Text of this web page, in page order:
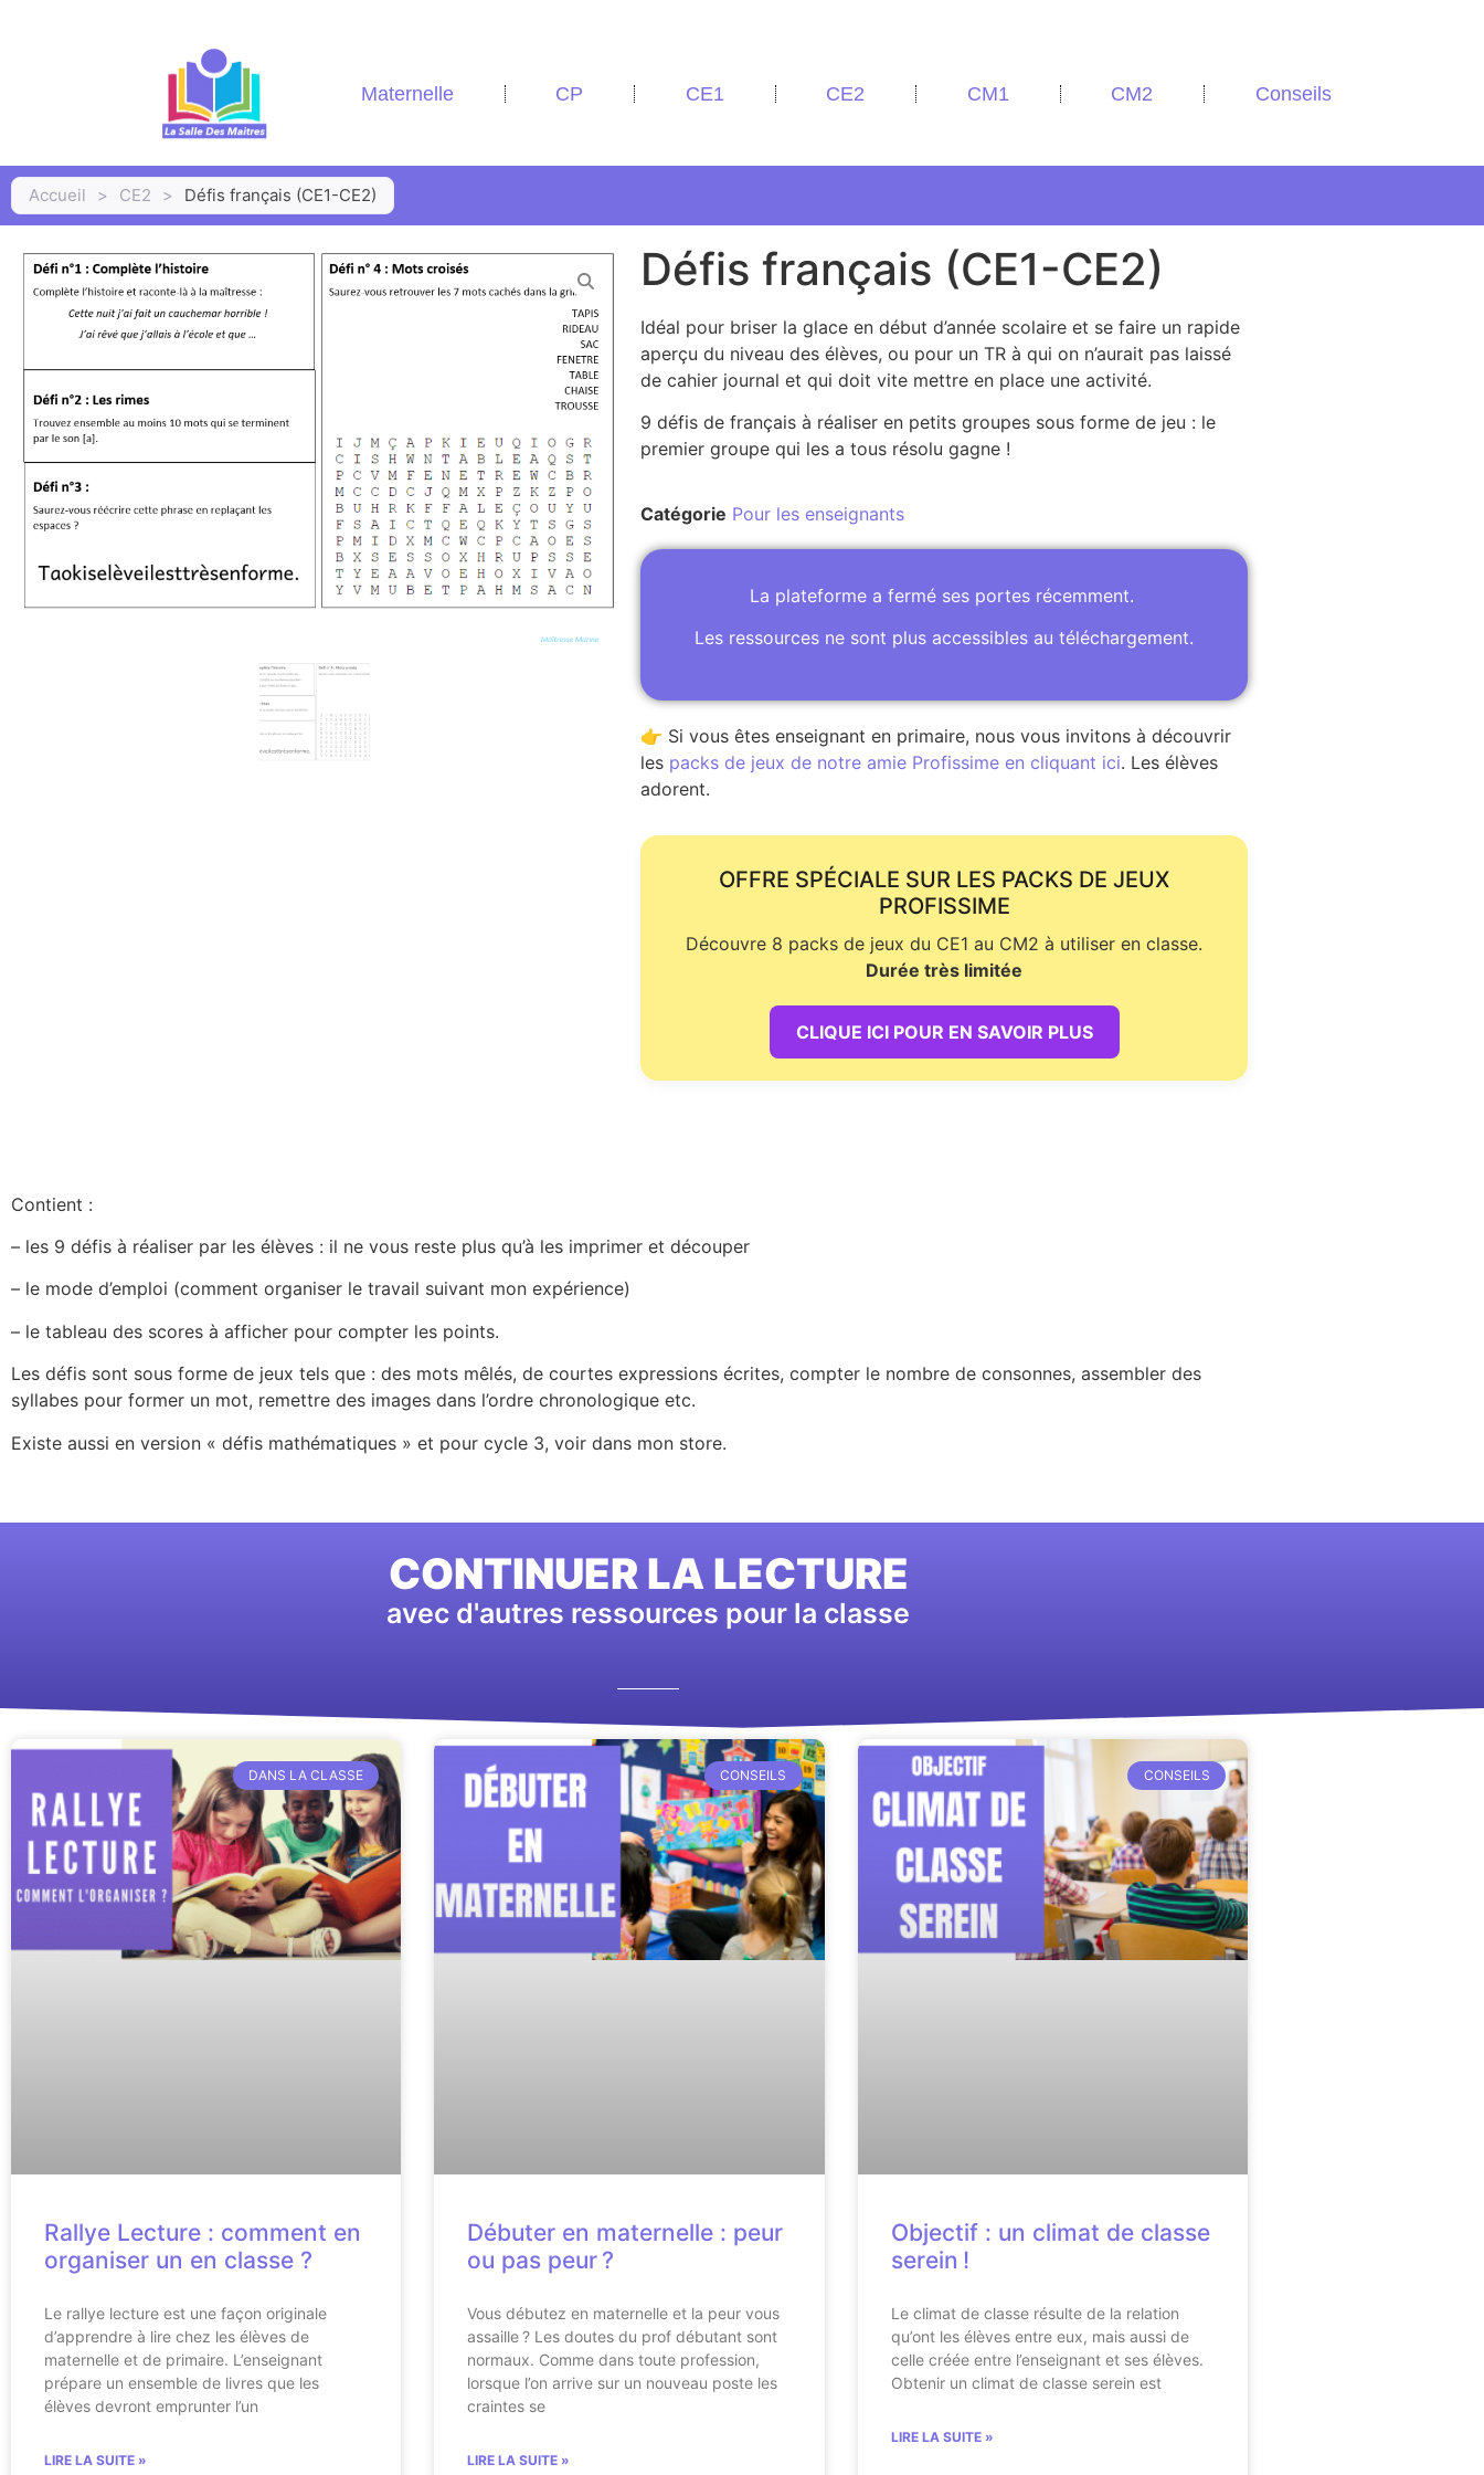
Maternelle CP CE1 CE2 CM1 CM2 Conseils
Accueil > CE2 > Défis français (CE1-CE2)
Défis français (CE1-CE2)
Idéal pour briser la glace en début d’année scolaire et se faire un rapide
aperçu du niveau des élèves, ou pour un TR à qui on n’aurait pas laissé
de cahier journal et qui doit vite mettre en place une activité.
9 défis de français à réaliser en petits groupes sous forme de jeu : le
premier groupe qui les a tous résolu gagne !
Catégorie Pour les enseignants
La plateforme a fermé ses portes récemment.
Les ressources ne sont plus accessibles au téléchargement.
👉 Si vous êtes enseignant en primaire, nous vous invitons à découvrir
les packs de jeux de notre amie Profissime en cliquant ici. Les élèves
adorent.
OFFRE SPÉCIALE SUR LES PACKS DE JEUX
PROFISSIME
Découvre 8 packs de jeux du CE1 au CM2 à utiliser en classe.
Durée très limitée
CLIQUE ICI POUR EN SAVOIR PLUS
Contient :
– les 9 défis à réaliser par les élèves : il ne vous reste plus qu’à les imprimer et découper
– le mode d’emploi (comment organiser le travail suivant mon expérience)
– le tableau des scores à afficher pour compter les points.
Les défis sont sous forme de jeux tels que : des mots mêlés, de courtes expressions écrites, compter le nombre de consonnes, assembler des
syllabes pour former un mot, remettre des images dans l’ordre chronologique etc.
Existe aussi en version « défis mathématiques » et pour cycle 3, voir dans mon store.
CONTINUER LA LECTURE
avec d'autres ressources pour la classe
DANS LA CLASSE
Rallye Lecture : comment en
organiser un en classe ?
Le rallye lecture est une façon originale
d’apprendre à lire chez les élèves de
maternelle et de primaire. L’enseignant
prépare un ensemble de livres que les
élèves devront emprunter l’un
LIRE LA SUITE »
CONSEILS
Débuter en maternelle : peur
ou pas peur ?
Vous débutez en maternelle et la peur vous
assaille ? Les doutes du prof débutant sont
normaux. Comme dans toute profession,
lorsque l’on arrive sur un nouveau poste les
craintes se
LIRE LA SUITE »
CONSEILS
Objectif : un climat de classe
serein !
Le climat de classe résulte de la relation
qu’ont les élèves entre eux, mais aussi de
celle créée entre l’enseignant et ses élèves.
Obtenir un climat de classe serein est
LIRE LA SUITE »